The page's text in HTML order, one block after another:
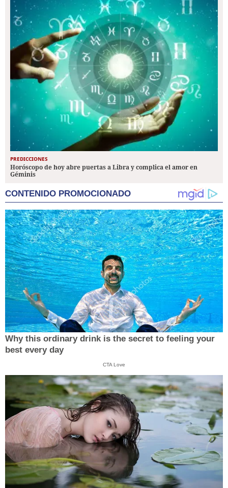
PREDICCIONES
Horóscopo de hoy abre puertas a Libra y complica el amor en
Géminis
CONTENIDO PROMOCIONADO
Why this ordinary drink is the secret to feeling your
best every day
CTA Love